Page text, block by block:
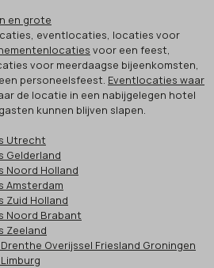
en grote
eventlocaties, locaties voor
voor een feest,
voor meerdaagse bijeenkomsten,
personeelsfeest. Eventlocaties waar
de locatie in een nabijgelegen hotel
kunnen blijven slapen.
Utrecht
Gelderland
Noord Holland
Amsterdam
Zuid Holland
Noord Brabant
Zeeland
Overijssel Friesland Groningen